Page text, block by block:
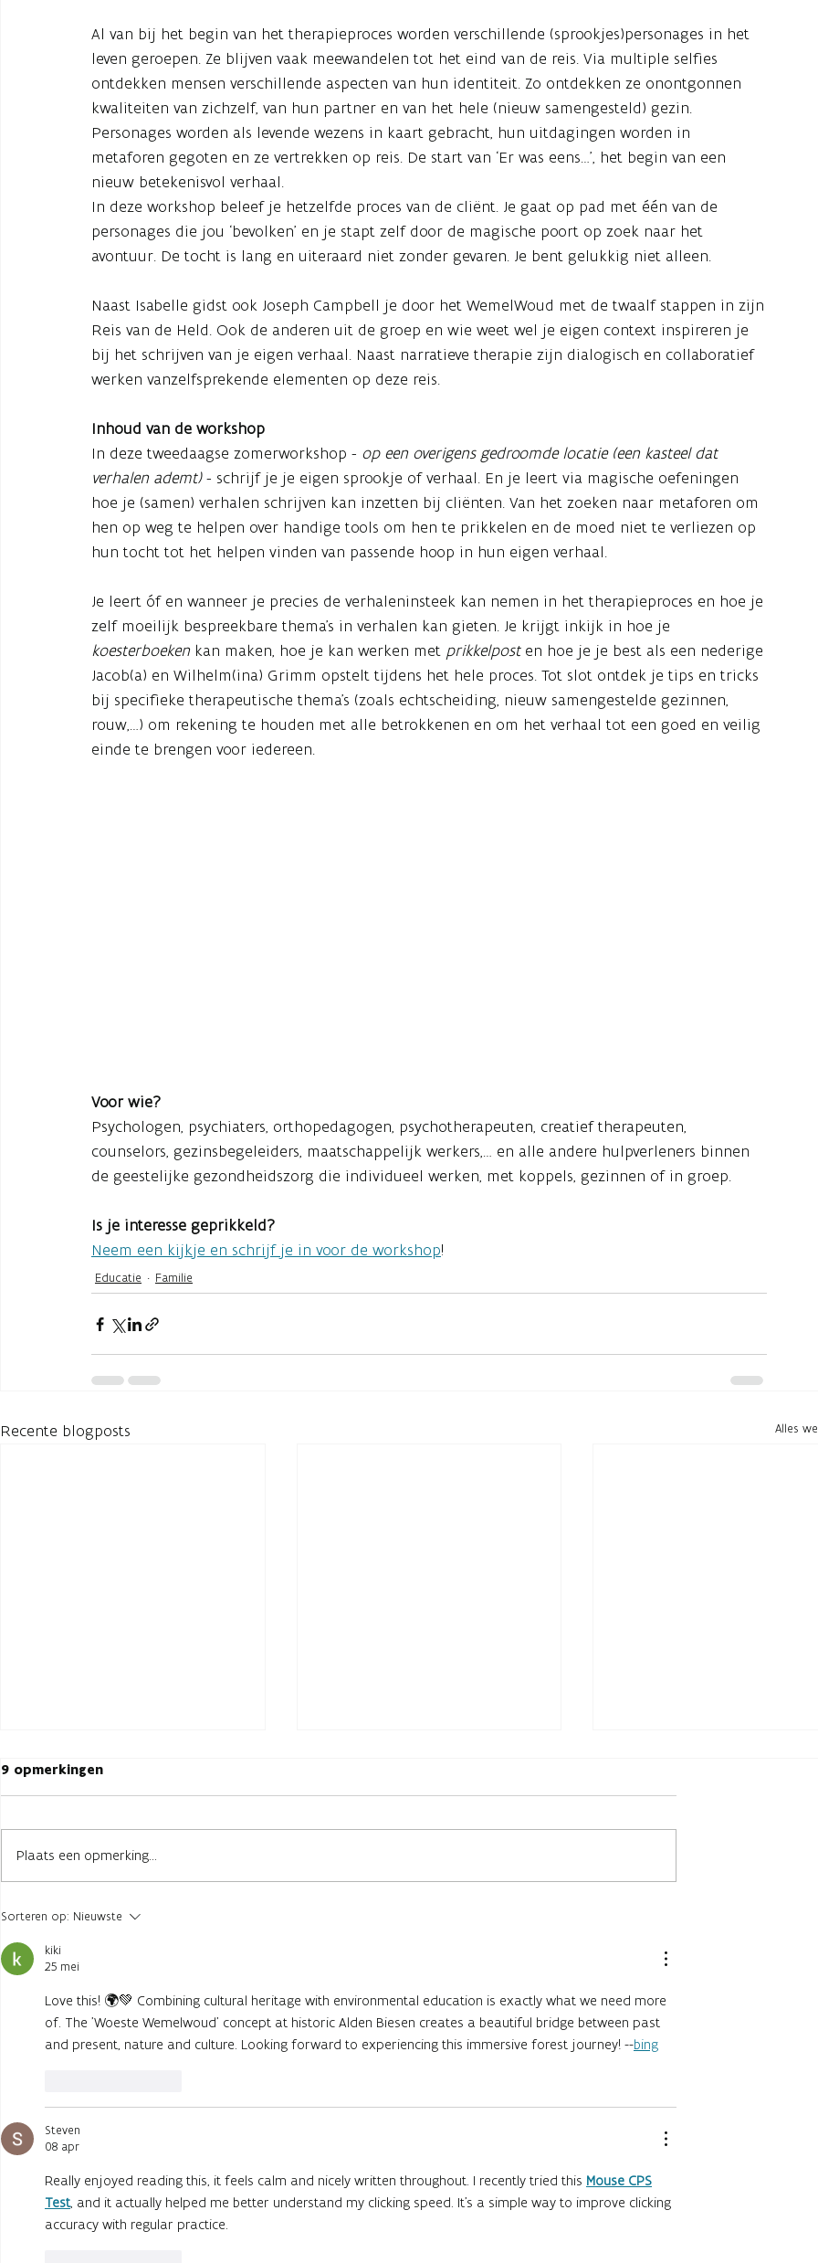
Al van bij het begin van het therapieproces worden verschillende (sprookjes)personages in het
leven geroepen. Ze blijven vaak meewandelen tot het eind van de reis. Via multiple selfies
ontdekken mensen verschillende aspecten van hun identiteit. Zo ontdekken ze onontgonnen
kwaliteiten van zichzelf, van hun partner en van het hele (nieuw samengesteld) gezin.
Personages worden als levende wezens in kaart gebracht, hun uitdagingen worden in
metaforen gegoten en ze vertrekken op reis. De start van ‘Er was eens…’, het begin van een
nieuw betekenisvol verhaal.
In deze workshop beleef je hetzelfde proces van de cliënt. Je gaat op pad met één van de
personages die jou ‘bevolken’ en je stapt zelf door de magische poort op zoek naar het
avontuur. De tocht is lang en uiteraard niet zonder gevaren. Je bent gelukkig niet alleen.
Naast Isabelle gidst ook Joseph Campbell je door het WemelWoud met de twaalf stappen in zijn
Reis van de Held. Ook de anderen uit de groep en wie weet wel je eigen context inspireren je
bij het schrijven van je eigen verhaal. Naast narratieve therapie zijn dialogisch en collaboratief
werken vanzelfsprekende elementen op deze reis.
Inhoud van de workshop
In deze tweedaagse zomerworkshop - op een overigens gedroomde locatie (een kasteel dat
verhalen ademt)- schrijf je je eigen sprookje of verhaal. En je leert via magische oefeningen
hoe je (samen) verhalen schrijven kan inzetten bij cliënten. Van het zoeken naar metaforen om
hen op weg te helpen over handige tools om hen te prikkelen en de moed niet te verliezen op
hun tocht tot het helpen vinden van passende hoop in hun eigen verhaal.
Je leert óf en wanneer je precies de verhaleninsteek kan nemen in het therapieproces en hoe je
zelf moeilijk bespreekbare thema’s in verhalen kan gieten. Je krijgt inkijk in hoe je
koesterboekenkan maken, hoe je kan werken met prikkelposten hoe je je best als een nederige
Jacob(a) en Wilhelm(ina) Grimm opstelt tijdens het hele proces. Tot slot ontdek je tips en tricks
bij specifieke therapeutische thema’s (zoals echtscheiding, nieuw samengestelde gezinnen,
rouw,…) om rekening te houden met alle betrokkenen en om het verhaal tot een goed en veilig
einde te brengen voor iedereen.
Voor wie?
Psychologen, psychiaters, orthopedagogen, psychotherapeuten, creatief therapeuten,
counselors, gezinsbegeleiders, maatschappelijk werkers,… en alle andere hulpverleners binnen
de geestelijke gezondheidszorg die individueel werken, met koppels, gezinnen of in groep.
Is je interesse geprikkeld?
Neem een kijkje en schrijf je in voor de workshop!
Educatie Familie
Recente blogposts Alles
Muzikale werelden
ontdekken met MusiMatrix
in Alden Biesen
Teas & Tales!
9 opmerkingen
Plaats een opmerking...
Sorteren op: Nieuwste
kiki
25 mei
Love this! 🌍💚 Combining cultural heritage with environmental education is exactly what we need more
of. The 'Woeste Wemelwoud' concept at historic Alden Biesen creates a beautiful bridge between past
and present, nature and culture. Looking forward to experiencing this immersive forest journey! --bing
Steven
08 apr
Really enjoyed reading this, it feels calm and nicely written throughout. I recently tried this Mouse CPS
Test, and it actually helped me better understand my clicking speed. It’s a simple way to improve clicking
accuracy with regular practice.